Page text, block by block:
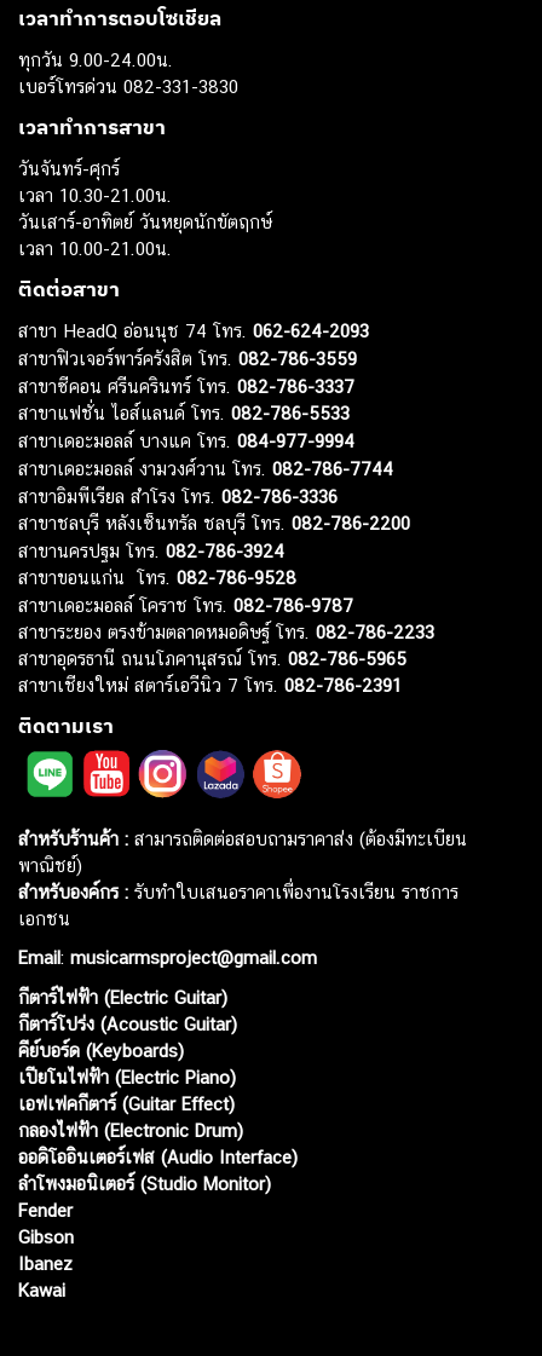
เวลาทำการตอบโซเชียล
ทุกวัน 9.00-24.00น.
เบอร์โทรด่วน 082-331-3830
เวลาทำการสาขา
วันจันทร์-ศุกร์
เวลา 10.30-21.00น.
วันเสาร์-อาทิตย์ วันหยุดนักขัตฤกษ์
เวลา 10.00-21.00น.
ติดต่อสาขา
สาขา HeadQ อ่อนนุช 74 โทร. 062-624-2093
สาขาฟิวเจอร์พาร์ครังสิต โทร. 082-786-3559
สาขาซีคอน ศรีนครินทร์ โทร. 082-786-3337
สาขาแฟชั่น ไอส์แลนด์ โทร. 082-786-5533
สาขาเดอะมอลล์ บางแค โทร. 084-977-9994
สาขาเดอะมอลล์ งามวงศ์วาน โทร. 082-786-7744
สาขาอิมพีเรียล สำโรง โทร. 082-786-3336
สาขาชลบุรี หลังเซ็นทรัล ชลบุรี โทร. 082-786-2200
สาขานครปฐม โทร. 082-786-3924
สาขาขอนแก่น โทร. 082-786-9528
สาขาเดอะมอลล์ โคราช โทร. 082-786-9787
สาขาระยอง ตรงข้ามตลาดหมอดิษฐ์ โทร. 082-786-2233
สาขาอุดรธานี ถนนโภคานุสรณ์ โทร. 082-786-5965
สาขาเชียงใหม่ สตาร์เอวีนิว 7 โทร. 082-786-2391
ติดตามเรา
สำหรับร้านค้า : สามารถติดต่อสอบถามราคาส่ง (ต้องมีทะเบียน
พาณิชย์)
สำหรับองค์กร : รับทำใบเสนอราคาเพื่องานโรงเรียน ราชการ
เอกชน
Email: musicarmsproject@gmail.com
กีตาร์ไฟฟ้า (Electric Guitar)
กีตาร์โปร่ง (Acoustic Guitar)
คีย์บอร์ด (Keyboards)
เปียโนไฟฟ้า (Electric Piano)
เอฟเฟคกีตาร์ (Guitar Effect)
กลองไฟฟ้า (Electronic Drum)
ออดิโออินเตอร์เฟส (Audio Interface)
ลำโพงมอนิเตอร์ (Studio Monitor)
Fender
Gibson
Ibanez
Kawai